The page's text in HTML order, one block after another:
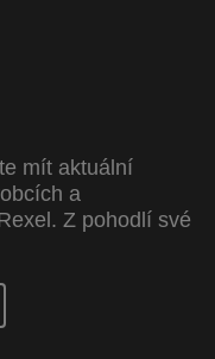
mít aktuální
a
Z pohodlí své